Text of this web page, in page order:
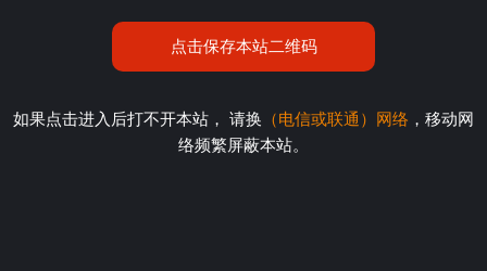
点击保存本站二维码
如果点击进入后打不开本站， 请换 （电信或联通）网络 ，移动网
络频繁屏蔽本站。